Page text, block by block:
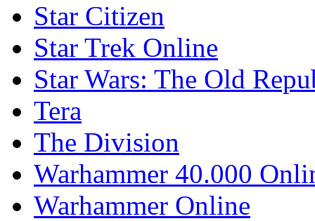
Star Citizen
Star Trek Online
Star Wars: The Old
Tera
The Division
Warhammer 40.000
Warhammer Online